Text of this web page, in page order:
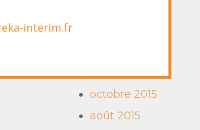
novembre 2015
octobre 2015
août 2015
interim.fr